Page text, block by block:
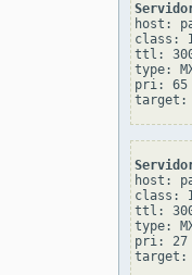
host:
class:
ttl:
type:
pri: 65
host:
class:
ttl:
type:
pri: 27